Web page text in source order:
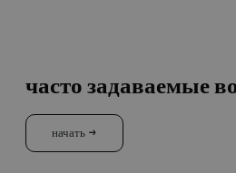
часто задаваемые
начать →